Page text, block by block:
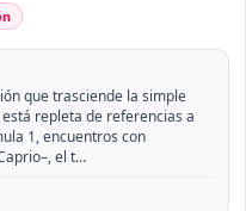
que trasciende la simple
repleta de referencias a
1, encuentros con
el t…